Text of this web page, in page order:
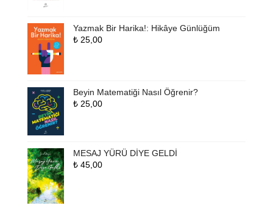
Yazmak Bir Harika!: Hikâye Günlüğüm
₺25,00
Beyin Matematiği Nasıl Öğrenir?
₺25,00
MESAJ YÜRÜ DİYE GELDİ
₺45,00